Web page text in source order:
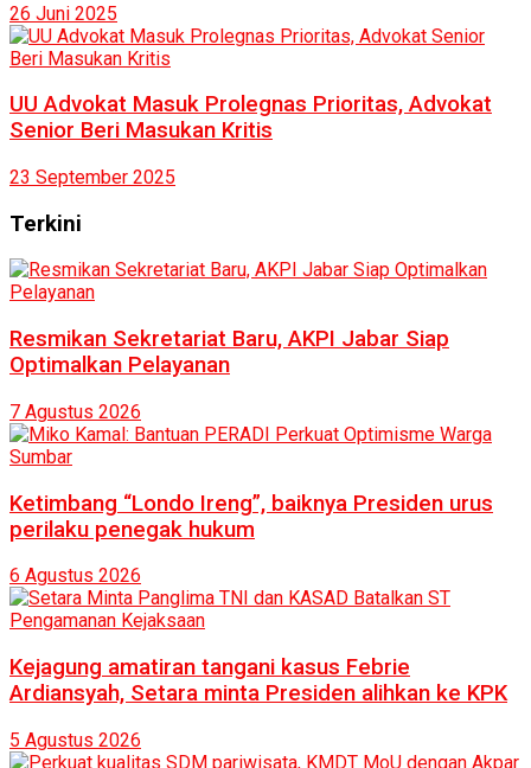
26 Juni 2025
UU Advokat Masuk Prolegnas Prioritas, Advokat
Senior Beri Masukan Kritis
23 September 2025
Terkini
Resmikan Sekretariat Baru, AKPI Jabar Siap
Optimalkan Pelayanan
7 Agustus 2026
Ketimbang “Londo Ireng”, baiknya Presiden urus
perilaku penegak hukum
6 Agustus 2026
Kejagung amatiran tangani kasus Febrie
Ardiansyah, Setara minta Presiden alihkan ke KPK
5 Agustus 2026